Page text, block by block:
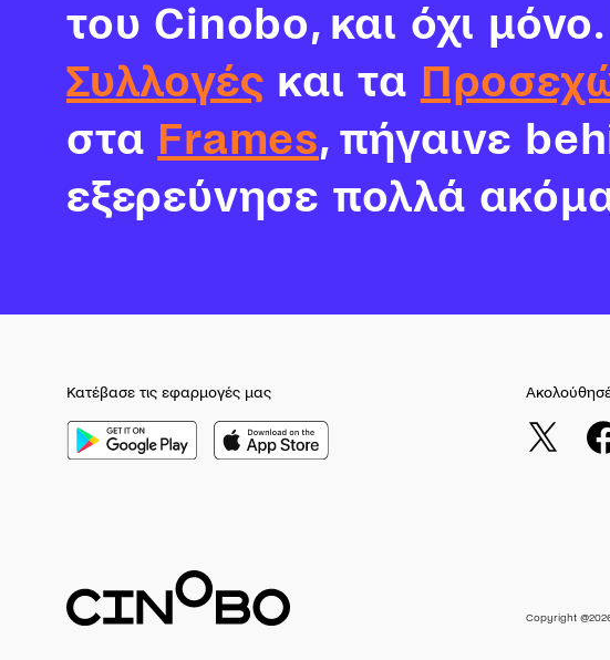
του Cinobo, και όχι
Συλλογές και τα
στα Frames, πήγαινε
εξερεύνησε πολλά
Κατέβασε τις εφαρμογές μας
Copyright